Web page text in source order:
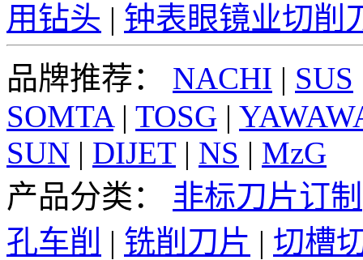
用钻头 | 钟表眼镜业切削
品牌推荐：
NACHI | SUS
SOMTA| TOSG |
SUN | DIJET| NS | MzG
产品分类：
非标刀片订制
孔车削 | 铣削刀片 | 切槽